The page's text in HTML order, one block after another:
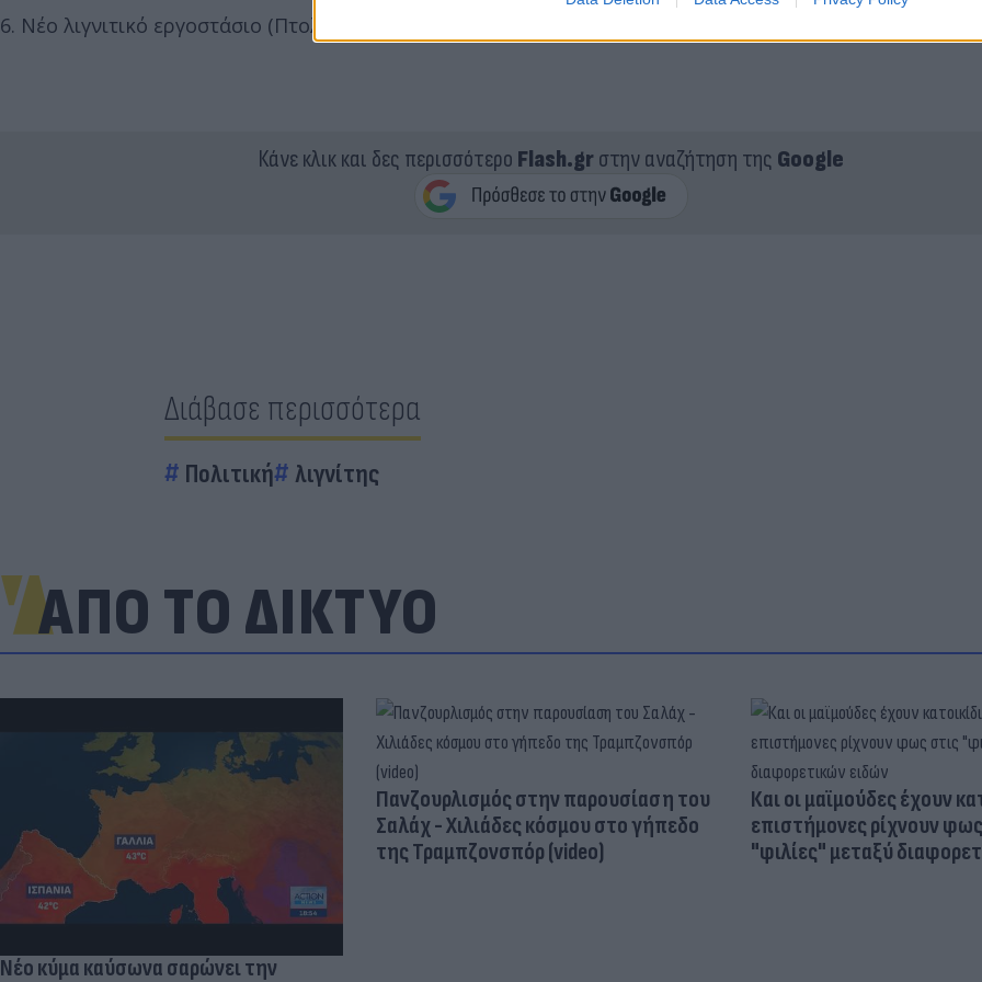
6. Νέο λιγνιτικό εργοστάσιο (Πτολεμαΐδα V)
Κάνε κλικ και δες περισσότερο Flash.grστην αναζήτηση της Google
Διάβασε περισσότερα
Πολιτική λιγνίτης
ΑΠΟ ΤΟ ΔΙΚΤΥΟ
Νέο κύμα καύσωνα σαρώνει την
Πανζουρλισμός στην παρουσίαση του
Σαλάχ - Χιλιάδες κόσμου στο γήπεδο
της Τραμπζονσπόρ (video)
Και οι μαϊμούδες έχουν
επιστήμονες ρίχνουν
"φιλίες" μεταξύ